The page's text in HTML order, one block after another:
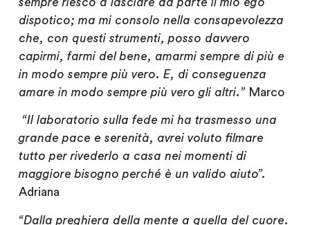
dispotico; ma mi consolo nella consapevolezza
che, con questi strumenti, posso davvero
capirmi, farmi del bene, amarmi sempre di più e
in modo sempre più vero. E, di conseguenza
amare in modo sempre più vero gli altri.” Marco
“Il laboratorio sulla fede mi ha trasmesso una
grande pace e serenità, avrei voluto filmare
tutto per rivederlo a casa nei momenti di
maggiore bisogno perché è un valido aiuto”.
Adriana
“Dalla preghiera della mente a quella del cuore.